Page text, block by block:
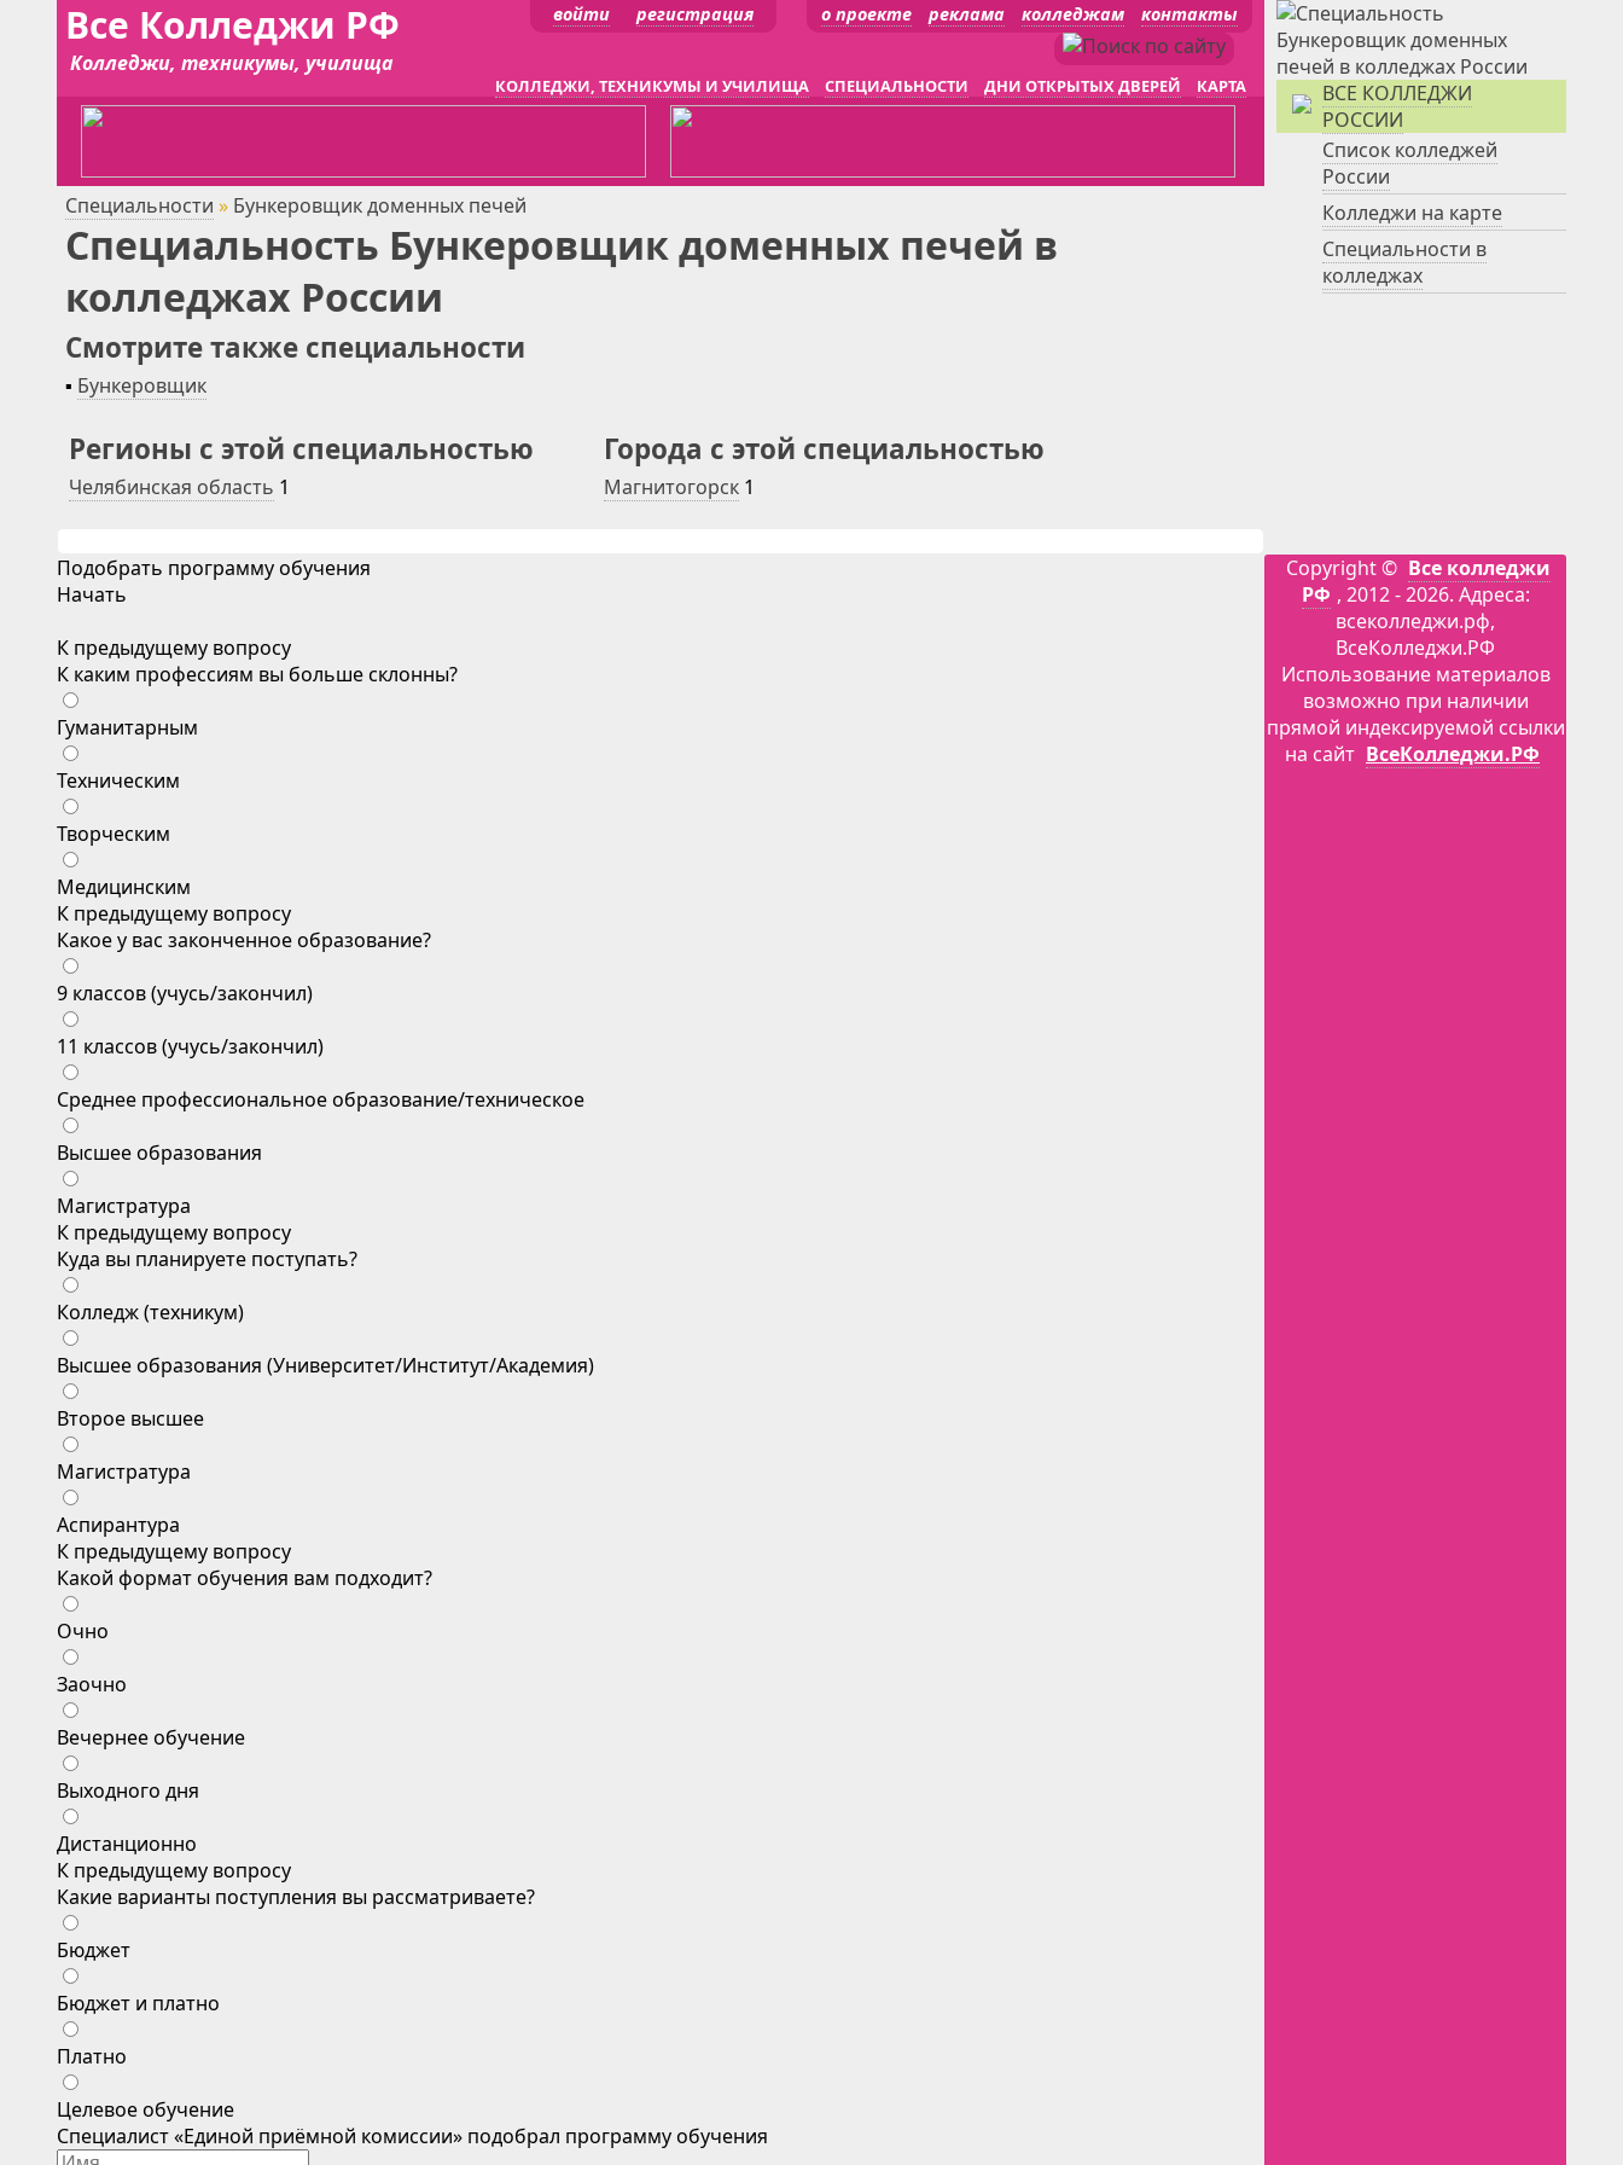
Все Колледжи РФ
Колледжи, техникумы, училища
о проекте реклама колледжам контакты
войти регистрация
КОЛЛЕДЖИ, ТЕХНИКУМЫ И УЧИЛИЩА СПЕЦИАЛЬНОСТИ ДНИ ОТКРЫТЫХ ДВЕРЕЙ КАРТА
Специальности » Бункеровщик доменных печей
Специальность Бункеровщик доменных печей в
колледжах России
Смотрите также специальности
▪ Бункеровщик
Регионы с этой специальностью
Челябинская область 1
Города с этой специальностью
Магнитогорск 1
ВСЕ КОЛЛЕДЖИ
РОССИИ
Список колледжей
России
Колледжи на карте
Специальности в
колледжах
Подобрать программу обучения
Начать
К предыдущему вопросу
К каким профессиям вы больше склонны?
Гуманитарным
Техническим
Творческим
Медицинским
К предыдущему вопросу
Какое у вас законченное образование?
9 классов (учусь/закончил)
11 классов (учусь/закончил)
Среднее профессиональное образование/техническое
Высшее образования
Магистратура
К предыдущему вопросу
Куда вы планируете поступать?
Колледж (техникум)
Высшее образования (Университет/Институт/Академия)
Второе высшее
Магистратура
Аспирантура
К предыдущему вопросу
Какой формат обучения вам подходит?
Очно
Заочно
Вечернее обучение
Выходного дня
Дистанционно
К предыдущему вопросу
Какие варианты поступления вы рассматриваете?
Бюджет
Бюджет и платно
Платно
Целевое обучение
Специалист «Единой приёмной комиссии» подобрал программу обучения
Copyright © Все колледжи
РФ , 2012 - 2026. Адреса:
всеколледжи.рф,
ВсеКолледжи.РФ
Использование материалов
возможно при наличии
прямой индексируемой ссылки
на сайт ВсеКолледжи.РФ